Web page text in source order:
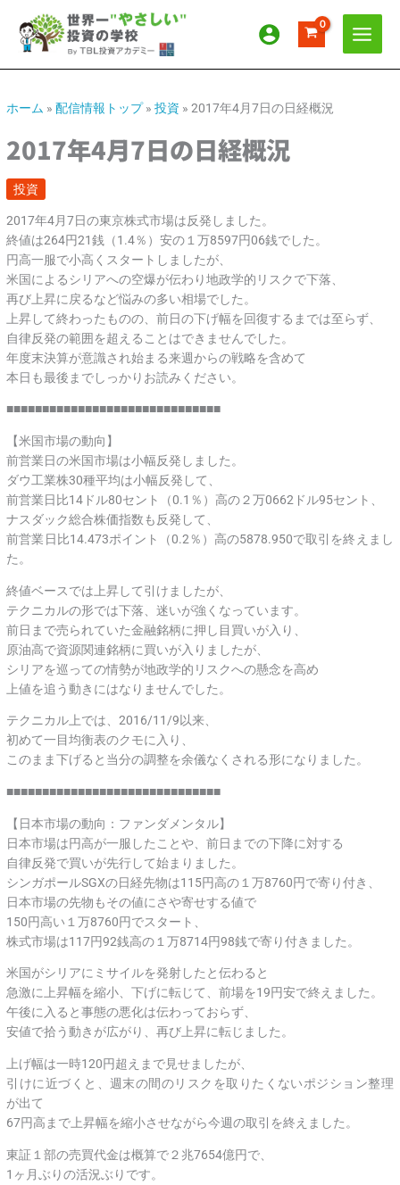
ス
ッホーム »配信情報トップ»投資 »2017年4月7日の日経概況
2017年4月7日の日経概況
投資
2017年4月7日の東京株式市場は反発しました。
終値は264円21銭（1.4％）安の１万8597円06銭でした。
円高一服で小高くスタートしましたが、
米国によるシリアへの空爆が伝わり地政学的リスクで下落、
再び上昇に戻るなど悩みの多い相場でした。
上昇して終わったものの、前日の下げ幅を回復するまでは至らず、
自律反発の範囲を超えることはできませんでした。
年度末決算が意識され始まる来週からの戦略を含めて
本日も最後までしっかりお読みください。
■■■■■■■■■■■■■■■■■■■■■■■■■■■■■■
【米国市場の動向】
前営業日の米国市場は小幅反発しました。
ダウ工業株30種平均は小幅反発して、
前営業日比14ドル80セント（0.1％）高の２万0662ドル95セント、
ナスダック総合株価指数も反発して、
前営業日比14.473ポイント（0.2％）高の5878.950で取引を終えまし
た。
終値ベースでは上昇して引けましたが、
テクニカルの形では下落、迷いが強くなっています。
前日まで売られていた金融銘柄に押し目買いが入り、
原油高で資源関連銘柄に買いが入りましたが、
シリアを巡っての情勢が地政学的リスクへの懸念を高め
上値を追う動きにはなりませんでした。
テクニカル上では、2016/11/9以来、
初めて一目均衡表のクモに入り、
このまま下げると当分の調整を余儀なくされる形になりました。
■■■■■■■■■■■■■■■■■■■■■■■■■■■■■■
【日本市場の動向：ファンダメンタル】
日本市場は円高が一服したことや、前日までの下降に対する
自律反発で買いが先行して始まりました。
シンガポールSGXの日経先物は115円高の１万8760円で寄り付き、
日本市場の先物もその値にさや寄せする値で
150円高い１万8760円でスタート、
株式市場は117円92銭高の１万8714円98銭で寄り付きました。
米国がシリアにミサイルを発射したと伝わると
急激に上昇幅を縮小、下げに転じて、前場を19円安で終えました。
午後に入ると事態の悪化は伝わっておらず、
安値で拾う動きが広がり、再び上昇に転じました。
上げ幅は一時120円超えまで見せましたが、
引けに近づくと、週末の間のリスクを取りたくないポジション整理
が出て
67円高まで上昇幅を縮小させながら今週の取引を終えました。
東証１部の売買代金は概算で２兆7654億円で、
1ヶ月ぶりの活況ぶりです。
ー
ブ
テ
ー